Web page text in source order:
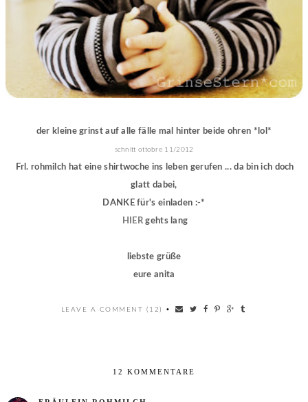
der kleine grinst auf alle fälle mal hinter beide ohren *lol*
schnitt ottobre 11/2012
Frl. rohmilch hat eine shirtwoche ins leben gerufen ... da bin ich doch
glatt dabei,
DANKE für's einladen :-*
HIER gehts lang
liebste grüße
eure anita
LEAVE A COMMENT (12) •
12 KOMMENTARE